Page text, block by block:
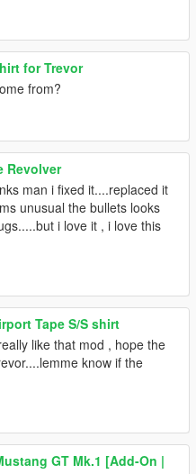
for Trevor
from?
Revolver
man i fixed it....replaced it
unusual the bullets looks
i love it , i love this
Tape S/S shirt
like that mod , hope the
know if the
GT Mk.1 [Add-On |